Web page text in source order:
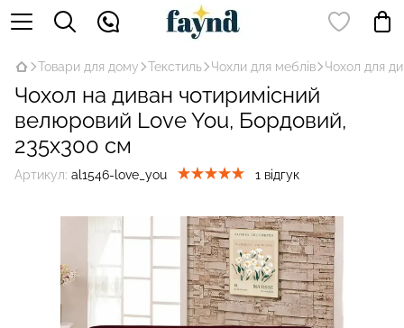
Товари для дому Текстиль Чохли для меблів Чохол для
Чохол на диван чотиримісний
велюровий Love You, Бордовий,
235x300 см
Артикул: al1546-love_you 1 відгук